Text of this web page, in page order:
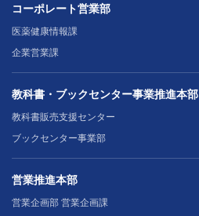
コーポレート営業部
医薬健康情報課
企業営業課
教科書・ブックセンター事業推進本部
教科書販売支援センター
ブックセンター事業部
営業推進本部
営業企画部 営業企画課